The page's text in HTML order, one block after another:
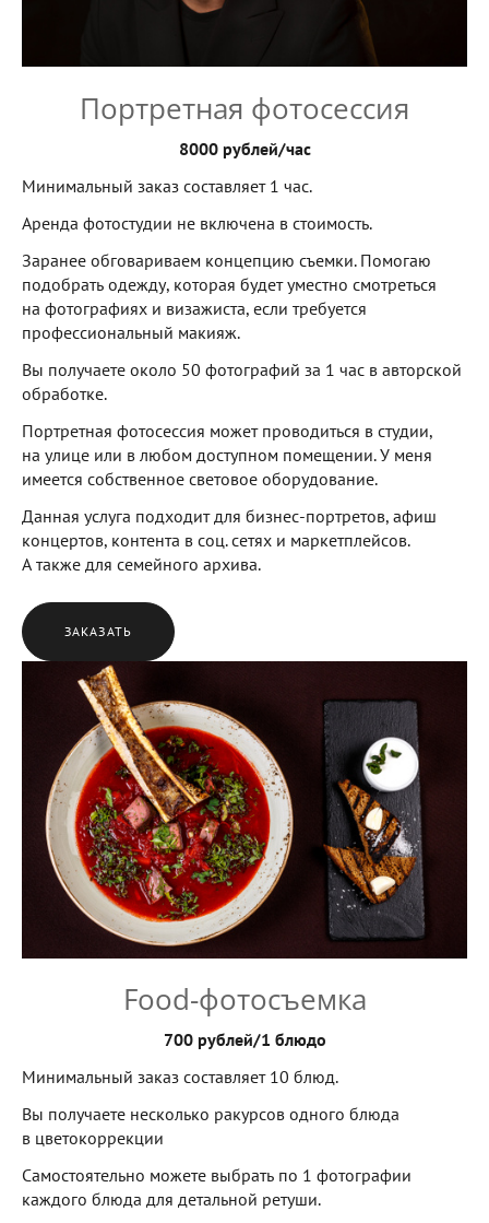
Портретная фотосессия
8000 рублей/час
Минимальный заказ составляет 1 час.
Аренда фотостудии не включена в стоимость.
Заранее обговариваем концепцию съемки. Помогаю
подобрать одежду, которая будет уместно смотреться
на фотографиях и визажиста, если требуется
профессиональный макияж.
Вы получаете около 50 фотографий за 1 час в авторской
обработке.
Портретная фотосессия может проводиться в студии,
на улице или в любом доступном помещении. У меня
имеется собственное световое оборудование.
Данная услуга подходит для бизнес-портретов, афиш
концертов, контента в соц. сетях и маркетплейсов.
А также для семейного архива.
ЗАКАЗАТЬ
Food-фотосъемка
700 рублей/1 блюдо
Минимальный заказ составляет 10 блюд.
Вы получаете несколько ракурсов одного блюда
в цветокоррекции
Самостоятельно можете выбрать по 1 фотографии
каждого блюда для детальной ретуши.